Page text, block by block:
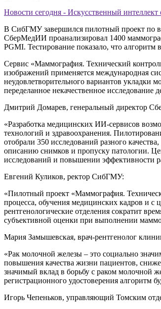
Новости сегодня - Искусственный интеллект
В СибГМУ завершился пилотный проект по
СберМедИИ проанализировал 1400
PGMI. Тестирование показало, что
Сервис «Маммография. Технический
изображений применяется международная
неудовлетворительного вариантов укладки
переделанное некачественное исследование
Дмитрий Домарев, генеральный директор
«Разработка медицинских ИИ-сервисов
технологий и здравоохранения.
отобрали 350 исследований разного
описанию снимков и пропуску патологии.
исследований и повышении эффективности
Евгений Куликов, ректор СибГМУ:
«Пилотный проект «Маммография.
процесса, обучения медицинских кадров и с
рентгенологические отделения сократит
субъективной оценки при выполнении
Мария Замышевская, врач-рентгенолог
«Рак молочной железы – это социально
повышения качества жизни пациентов,
значимый вклад в борьбу с раком молочной
регистрационного удостоверения алгоритм
Игорь Чепеньков, управляющий Томским